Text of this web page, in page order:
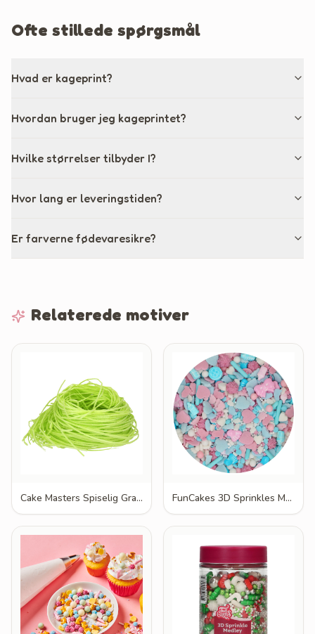
Ofte stillede spørgsmål
Hvad er kageprint?
Hvordan bruger jeg kageprintet?
Hvilke størrelser tilbyder I?
Hvor lang er leveringstiden?
Er farverne fødevaresikre?
Relaterede motiver
Cake Masters Spiselig Grass 30g FunCakes 3D Sprinkles Medley Baby Bliss 70g